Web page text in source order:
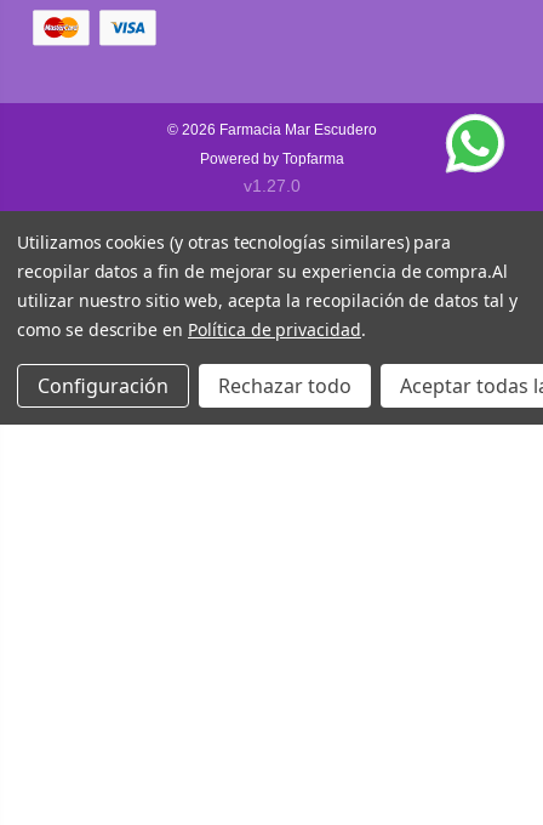
© 2026 Farmacia Mar Escudero
Powered by Topfarma
v1.27.0
Utilizamos cookies (y otras tecnologías similares) para
recopilar datos a fin de mejorar su experiencia de compra.Al
utilizar nuestro sitio web, acepta la recopilación de datos tal y
como se describe en Política de privacidad.
Configuración Rechazar todo Aceptar todas